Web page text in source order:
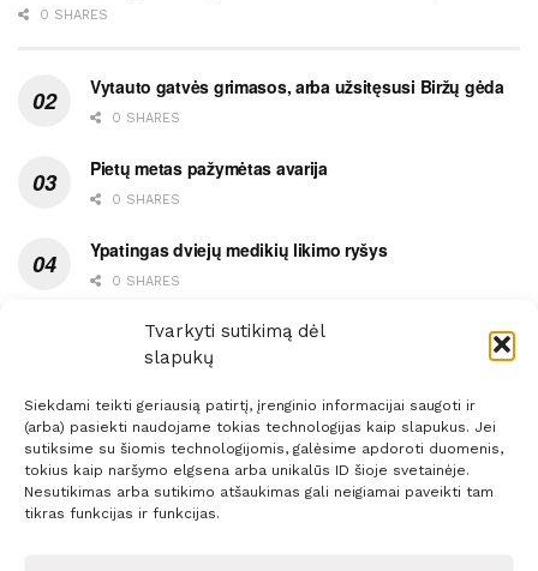
Tvarkyti sutikimą dėl
slapukų
Siekdami teikti geriausią patirtį, įrenginio informacijai saugoti ir
(arba) pasiekti naudojame tokias technologijas kaip slapukus. Jei
sutiksime su šiomis technologijomis, galėsime apdoroti duomenis,
tokius kaip naršymo elgsena arba unikalūs ID šioje svetainėje.
Nesutikimas arba sutikimo atšaukimas gali neigiamai paveikti tam
tikras funkcijas ir funkcijas.
0 SHARES
Vytauto gatvės grimasos, arba užsitęsusi Biržų gėda
0 SHARES
Pietų metas pažymėtas avarija
0 SHARES
Ypatingas dviejų medikių likimo ryšys
0 SHARES
Ašaromis baigęsis užėjimas į piceriją
0 SHARES
Prenumerata Reklama